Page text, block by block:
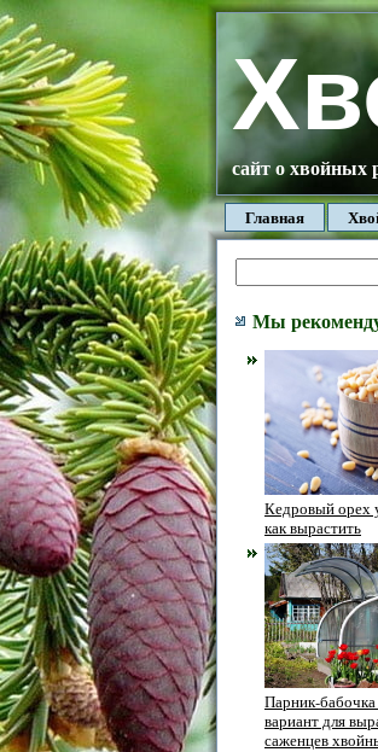
сайт о хвойных
Главная
Мы
Кедровый орех
как вырастить
Парник-
вариант для
саженцев